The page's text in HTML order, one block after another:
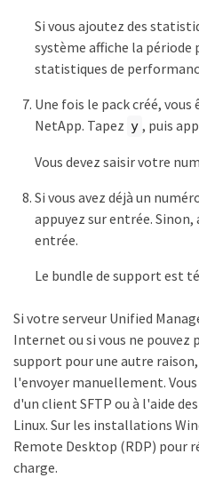
Si vous ajoutez des
système affiche la période
statistiques de
Une fois le pack créé,
NetApp. Tapez y , puis
Vous devez saisir votre
Si vous avez déjà un
appuyez sur entrée.
entrée.
Le bundle de support est
Si votre serveur Unified
Internet ou si vous ne pouvez
support pour une autre
l'envoyer manuellement.
d'un client SFTP ou à l'aide
Linux. Sur les installations
Remote Desktop (RDP) pour
charge.